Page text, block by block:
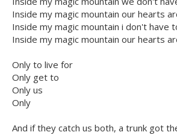
Inside my magic mountain our hearts
Inside my magic mountain i don't have
Inside my magic mountain our hearts
Only to live for
Only get to
Only us
Only
And if they catch us both, a trunk got